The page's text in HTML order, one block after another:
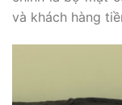
và khách hàng